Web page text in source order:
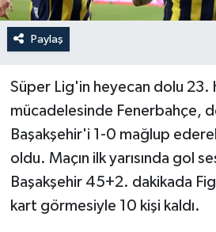
Paylaş
Süper Lig'in heyecan dolu 23.
mücadelesinde Fenerbahçe,
Başakşehir'i 1-0 mağlup
oldu. Maçın ilk yarısında gol
Başakşehir 45+2. dakikada
kart görmesiyle 10 kişi kaldı.
Eği̇ti̇m